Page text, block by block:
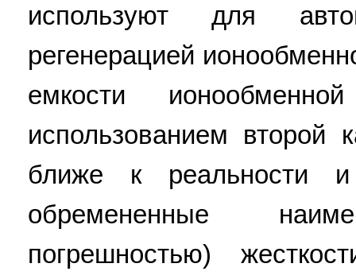
используют для
регенерацией
емкости
использованием второй
ближе к реальности
обремененные
погрешностью)